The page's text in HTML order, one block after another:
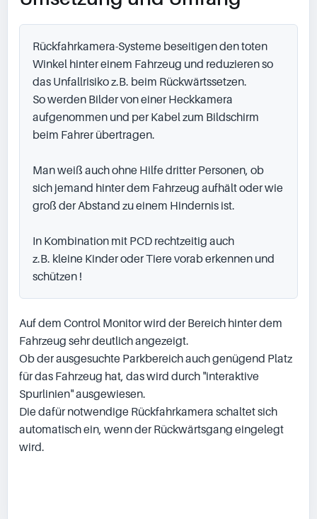
Rückfahrkamera-Systeme beseitigen den toten
Winkel hinter einem Fahrzeug und reduzieren so
das Unfallrisiko z.B. beim Rückwärtssetzen.
So werden Bilder von einer Heckkamera
aufgenommen und per Kabel zum Bildschirm
beim Fahrer übertragen.
Man weiß auch ohne Hilfe dritter Personen, ob
sich jemand hinter dem Fahrzeug aufhält oder wie
groß der Abstand zu einem Hindernis ist.
In Kombination mit PCD rechtzeitig auch
z.B. kleine Kinder oder Tiere vorab erkennen und
schützen !
Auf dem Control Monitor wird der Bereich hinter dem
Fahrzeug sehr deutlich angezeigt.
Ob der ausgesuchte Parkbereich auch genügend Platz
für das Fahrzeug hat, das wird durch "interaktive
Spurlinien" ausgewiesen.
Die dafür notwendige Rückfahrkamera schaltet sich
automatisch ein, wenn der Rückwärtsgang eingelegt
wird.